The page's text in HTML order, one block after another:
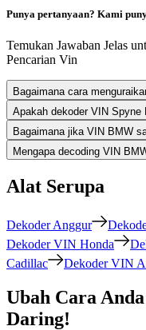
Punya pertanyaan? Kami
Temukan Jawaban Jelas
Pencarian Vin
Bagaimana cara
Apakah dekoder VIN Spyne
Bagaimana jika VIN BMW
Mengapa decoding VIN
Alat Serupa
Dekoder Anggur
Dekoder VIN Honda
Cadillac
Dekoder VIN
Ubah Cara
Daring!